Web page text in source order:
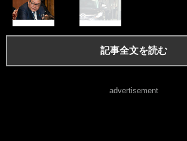
記事全文を読む
advertisement